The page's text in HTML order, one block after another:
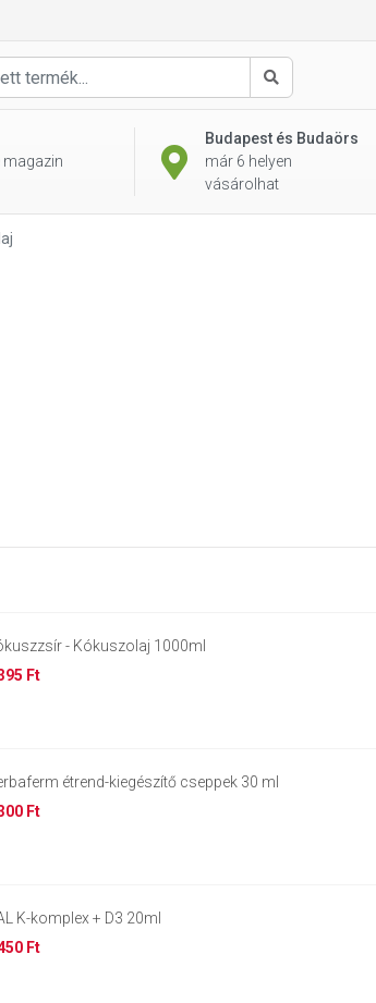
Keresés
magazin
Budapest és Budaörs
már 6 helyen
vásárolhat
- Kókuszolaj 1000ml
Ft
étrend-kiegészítő cseppek 30 ml
Ft
K-komplex + D3 20ml
Ft